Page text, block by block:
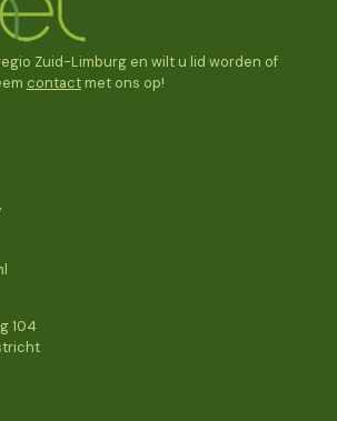
Zuid-Limburg en wilt u lid worden of
contactmet ons op!
104